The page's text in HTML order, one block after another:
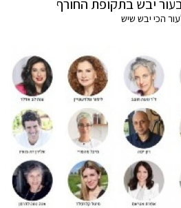
יבש בתקופת החורף
הכי יבש שיש